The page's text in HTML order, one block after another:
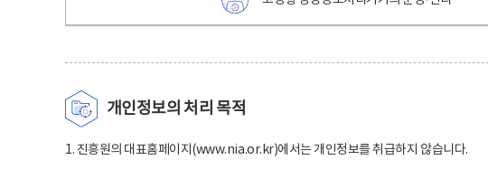
개인정보의 처리 목적
1. 진흥원의 대표홈페이지(www.nia.or.kr)에서는 개인정보를 취급하지 않습니다.